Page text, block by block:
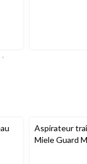
Aspirateur
Miele Guard